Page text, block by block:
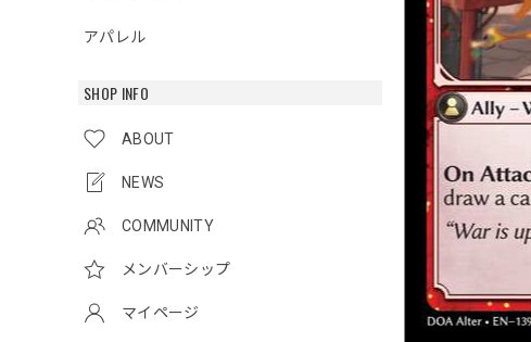
アパレル
SHOP INFO
ABOUT
NEWS
COMMUNITY
メンバーシップ
マイページ